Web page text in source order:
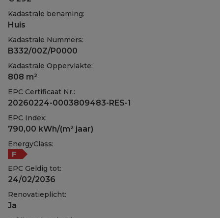
Kadastrale benaming:
Huis
Kadastrale Nummers:
B332/00Z/P0000
Kadastrale Oppervlakte:
808 m²
EPC Certificaat Nr.:
20260224-0003809483-RES-1
EPC Index:
790,00 kWh/(m² jaar)
EnergyClass:
F
EPC Geldig tot:
24/02/2036
Renovatieplicht:
Ja